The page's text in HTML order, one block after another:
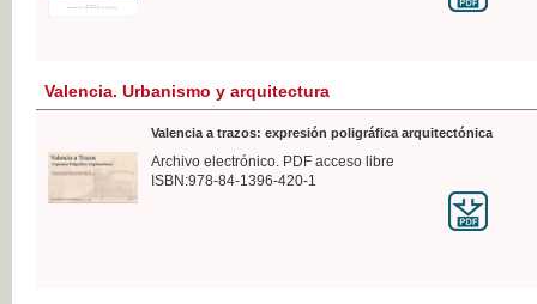
Valencia. Urbanismo y arquitectura
Valencia a trazos: expresión poligráfica arquitectónica
Archivo electrónico. PDF acceso libre
ISBN:978-84-1396-420-1